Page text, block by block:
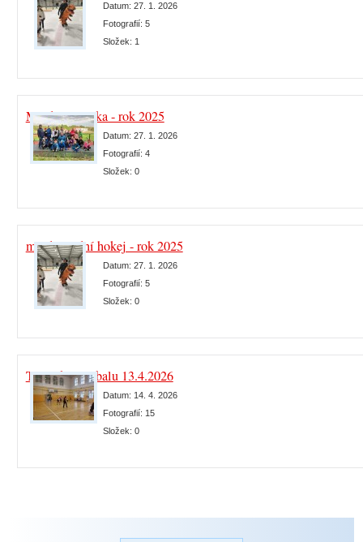
Datum: 27. 1. 2026
Fotografií: 5
Složek: 1
Mládež atletika - rok 2025
Datum: 27. 1. 2026
Fotografií: 4
Složek: 0
mládež lední hokej - rok 2025
Datum: 27. 1. 2026
Fotografií: 5
Složek: 0
Trénink volejbalu 13.4.2026
Datum: 14. 4. 2026
Fotografií: 15
Složek: 0